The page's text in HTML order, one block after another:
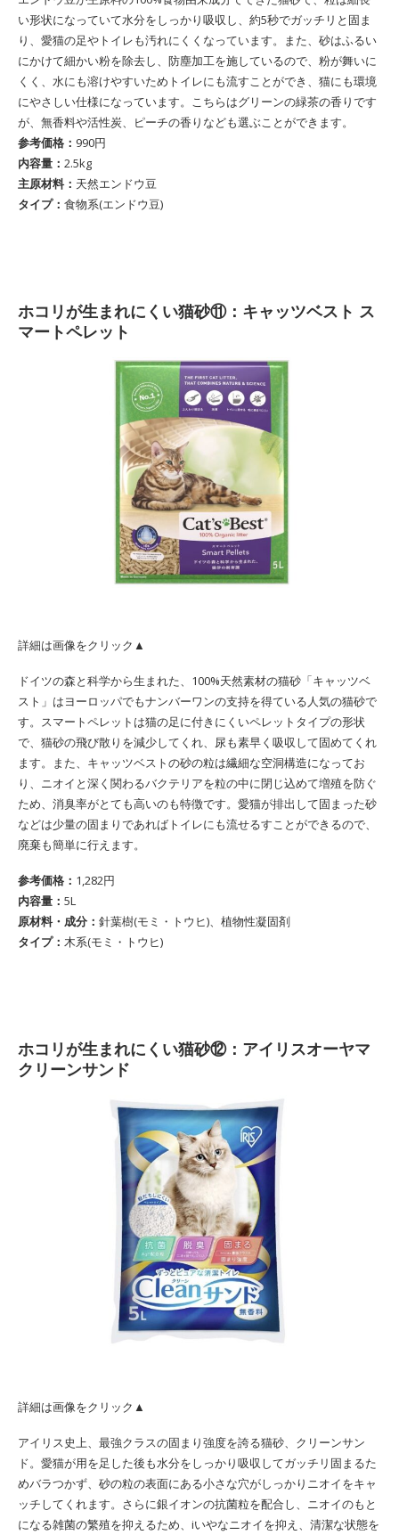
い形状になっていて水分をしっかり吸収し、約5秒でガッチリと固ま
り、愛猫の足やトイレも汚れにくくなっています。また、砂はふるい
にかけて細かい粉を除去し、防塵加工を施しているので、粉が舞いに
くく、水にも溶けやすいためトイレにも流すことができ、猫にも環境
にやさしい仕様になっています。こちらはグリーンの緑茶の香りです
が、無香料や活性炭、ピーチの香りなども選ぶことができます。
参考価格： 990円
内容量： 2.5kg
主原材料： 天然エンドウ豆
タイプ： 食物系(エンドウ豆)
ホコリが生まれにくい猫砂⑪：キャッツベスト ス
マートペレット
詳細は画像をクリック▲
ドイツの森と科学から生まれた、100%天然素材の猫砂「キャッツベ
スト」はヨーロッパでもナンバーワンの支持を得ている人気の猫砂で
す。スマートペレットは猫の足に付きにくいペレットタイプの形状
で、猫砂の飛び散りを減少してくれ、尿も素早く吸収して固めてくれ
ます。また、キャッツベストの砂の粒は繊細な空洞構造になってお
り、ニオイと深く関わるバクテリアを粒の中に閉じ込めて増殖を防ぐ
ため、消臭率がとても高いのも特徴です。愛猫が排出して固まった砂
などは少量の固まりであればトイレにも流せるすことができるので、
廃棄も簡単に行えます。
参考価格： 1,282円
内容量： 5L
原材料・成分： ‎針葉樹(モミ・トウヒ)、植物性凝固剤
タイプ： 木系(モミ・トウヒ)
ホコリが生まれにくい猫砂⑫：アイリスオーヤマ
クリーンサンド
詳細は画像をクリック▲
アイリス史上、最強クラスの固まり強度を誇る猫砂、クリーンサン
ド。愛猫が用を足した後も水分をしっかり吸収してガッチリ固まるた
めバラつかず、砂の粒の表面にある小さな穴がしっかりニオイをキャ
ッチしてくれます。さらに銀イオンの抗菌粒を配合し、ニオイのもと
になる雑菌の繁殖を抑えるため、iいやなニオイを抑え、清潔な状態を